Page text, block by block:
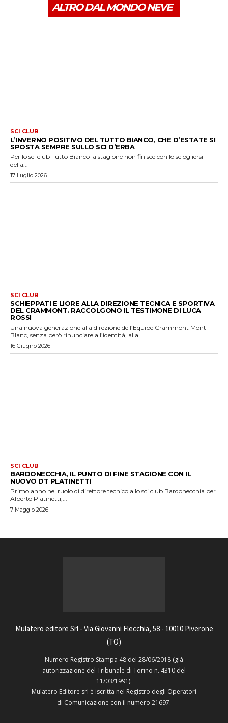
ALTRO DAL MONDO NEVE
SCI CLUB
L’INVERNO POSITIVO DEL TUTTO BIANCO, CHE D’ESTATE SI
SPOSTA SEMPRE SULLO SCI D’ERBA
Per lo sci club Tutto Bianco la stagione non finisce con lo sciogliersi
della...
17 Luglio 2026
SCI CLUB
SCHIEPPATI E LIORE ALLA DIREZIONE TECNICA E SPORTIVA
DEL CRAMMONT. RACCOLGONO IL TESTIMONE DI LUCA
ROSSI
Una nuova generazione alla direzione dell’Equipe Crammont Mont
Blanc, senza però rinunciare all’identità, alla...
16 Giugno 2026
SCI CLUB
BARDONECCHIA, IL PUNTO DI FINE STAGIONE CON IL
NUOVO DT PLATINETTI
Primo anno nel ruolo di direttore tecnico allo sci club Bardonecchia per
Alberto Platinetti,...
7 Maggio 2026
Mulatero editore Srl - Via Giovanni Flecchia, 58 - 10010 Piverone
(TO)
Numero Registro Stampa 48 del 28/06/2018 (già
autorizzazione del Tribunale di Torino n. 4310 del
11/03/1991).
Mulatero Editore srl è iscritta nel Registro degli Operatori
di Comunicazione con il numero 21697.